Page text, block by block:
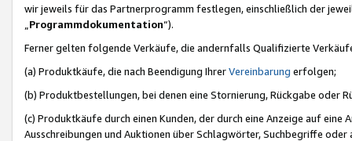
wir jeweils für das Partnerprogramm festlegen, einschließlich der
Programmdokumentation“).
Ferner gelten folgende Verkäufe, die andernfalls Qualifizierte
(a) Produktkäufe, die nach Beendigung IhrerVereinbarung erfolgen;
(b) Produktbestellungen, bei denen eine Stornierung, Rückgabe oder
(c) Produktkäufe durch einen Kunden, der durch eine Anzeige auf
Ausschreibungen und Auktionen über Schlagwörter, Suchbegriffe